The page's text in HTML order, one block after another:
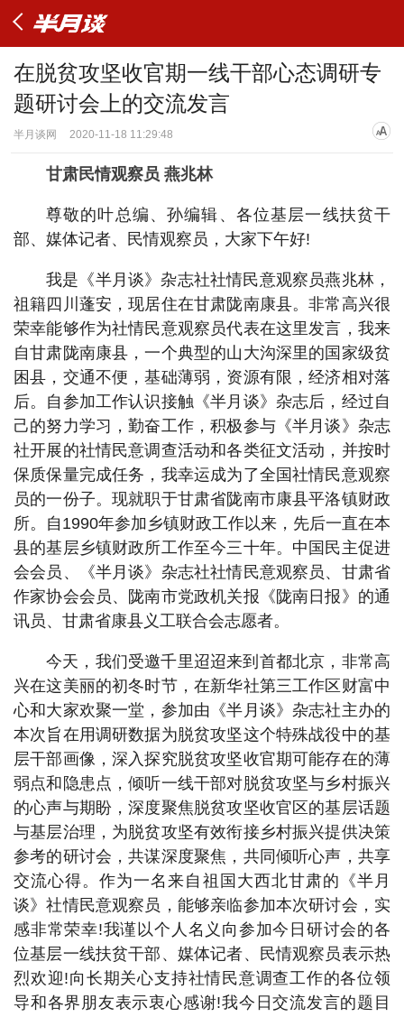
在脱贫攻坚收官期一线干部心态调研专
题研讨会上的交流发言
半月谈网 2020-11-18 11:29:48
甘肃民情观察员 燕兆林
尊敬的叶总编、孙编辑、各位基层一线扶贫干
部、媒体记者、民情观察员，大家下午好!
我是《半月谈》杂志社社情民意观察员燕兆林，
祖籍四川蓬安，现居住在甘肃陇南康县。非常高兴很
荣幸能够作为社情民意观察员代表在这里发言，我来
自甘肃陇南康县，一个典型的山大沟深里的国家级贫
困县，交通不便，基础薄弱，资源有限，经济相对落
后。自参加工作认识接触《半月谈》杂志后，经过自
己的努力学习，勤奋工作，积极参与《半月谈》杂志
社开展的社情民意调查活动和各类征文活动，并按时
保质保量完成任务，我幸运成为了全国社情民意观察
员的一份子。现就职于甘肃省陇南市康县平洛镇财政
所。自1990年参加乡镇财政工作以来，先后一直在本
县的基层乡镇财政所工作至今三十年。中国民主促进
会会员、《半月谈》杂志社社情民意观察员、甘肃省
作家协会会员、陇南市党政机关报《陇南日报》的通
讯员、甘肃省康县义工联合会志愿者。
今天，我们受邀千里迢迢来到首都北京，非常高
兴在这美丽的初冬时节，在新华社第三工作区财富中
心和大家欢聚一堂，参加由《半月谈》杂志社主办的
本次旨在用调研数据为脱贫攻坚这个特殊战役中的基
层干部画像，深入探究脱贫攻坚收官期可能存在的薄
弱点和隐患点，倾听一线干部对脱贫攻坚与乡村振兴
的心声与期盼，深度聚焦脱贫攻坚收官区的基层话题
与基层治理，为脱贫攻坚有效衔接乡村振兴提供决策
参考的研讨会，共谋深度聚焦，共同倾听心声，共享
交流心得。作为一名来自祖国大西北甘肃的《半月
谈》社情民意观察员，能够亲临参加本次研讨会，实
感非常荣幸!我谨以个人名义向参加今日研讨会的各
位基层一线扶贫干部、媒体记者、民情观察员表示热
烈欢迎!向长期关心支持社情民意调查工作的各位领
导和各界朋友表示衷心感谢!我今日交流发言的题目